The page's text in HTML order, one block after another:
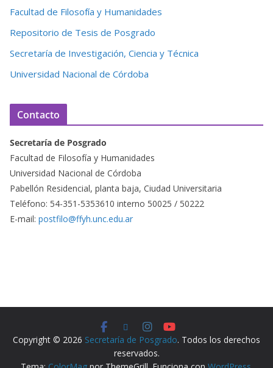
Facultad de Filosofía y Humanidades
Repositorio de Tesis de Posgrado
Secretaría de Investigación, Ciencia y Técnica
Universidad Nacional de Córdoba
Contacto
Secretaría de Posgrado
Facultad de Filosofía y Humanidades
Universidad Nacional de Córdoba
Pabellón Residencial, planta baja, Ciudad Universitaria
Teléfono: 54-351-5353610 interno 50025 / 50222
E-mail: postfilo@ffyh.unc.edu.ar
Copyright © 2026 Secretaría de Posgrado. Todos los derechos
reservados.